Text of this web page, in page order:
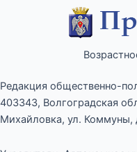
Редакция общественно-
403343, Волгоградская
Михайловка, ул. Коммуны,